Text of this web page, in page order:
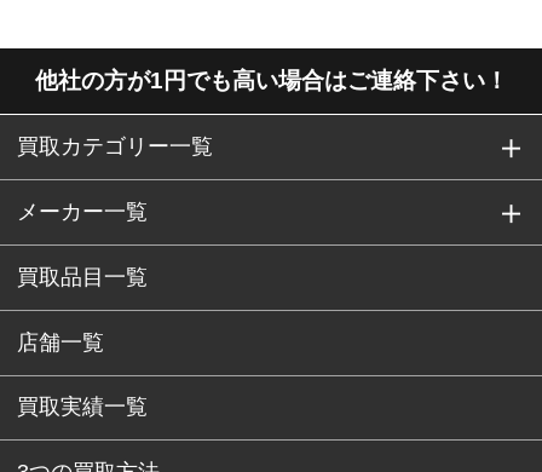
他社の方が1円でも高い場合はご連絡下さい！
買取カテゴリー一覧
メーカー一覧
買取品目一覧
店舗一覧
買取実績一覧